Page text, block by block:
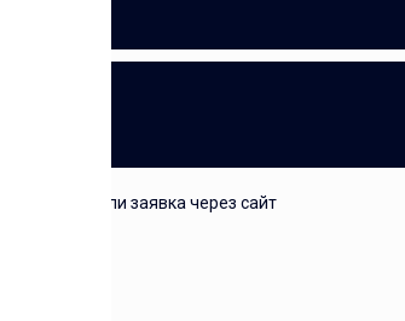
звонок или заявка через сайт